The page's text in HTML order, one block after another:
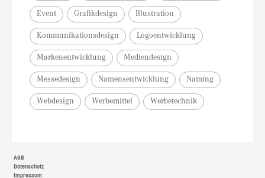
Event Grafikdesign Illustration
Kommunikationsdesign Logoentwicklung
Markenentwicklung Mediendesign
Messedesign Namensentwicklung Naming
Webdesign Werbemittel Werbetechnik
AGB
Datenschutz
Impressum